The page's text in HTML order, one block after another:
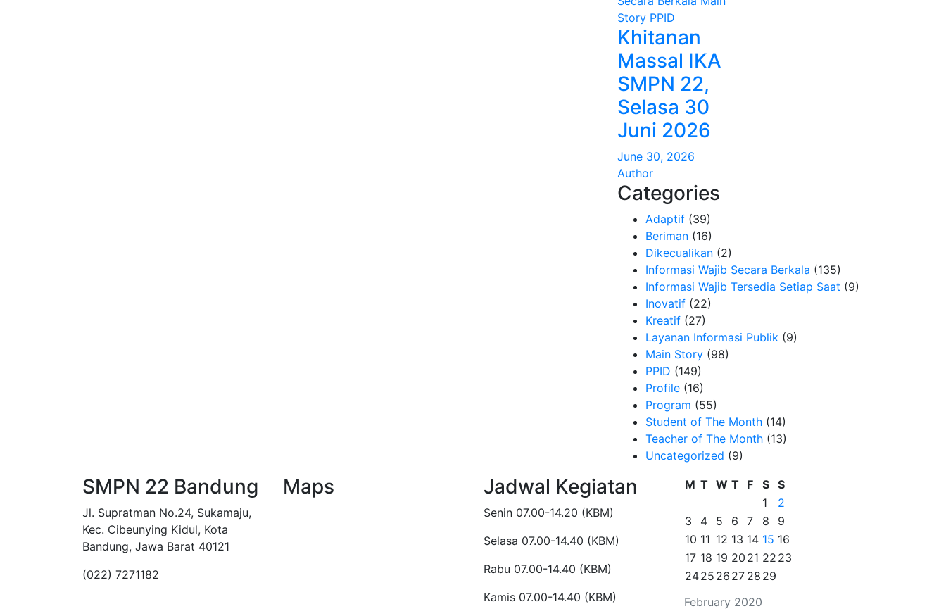
Story PPID
Khitanan
Massal IKA
SMPN 22,
Selasa 30
Juni 2026
June 30, 2026
Author
Categories
Adaptif (39)
Beriman (16)
Dikecualikan (2)
Informasi Wajib Secara Berkala (135)
Informasi Wajib Tersedia Setiap Saat (9)
Inovatif (22)
Kreatif (27)
Layanan Informasi Publik (9)
Main Story (98)
PPID (149)
Profile (16)
Program (55)
Student of The Month (14)
Teacher of The Month (13)
Uncategorized (9)
SMPN 22 Bandung
Jl. Supratman No.24, Sukamaju,
Kec. Cibeunying Kidul, Kota
Bandung, Jawa Barat 40121
(022) 7271182
Maps Jadwal Kegiatan
Senin 07.00-14.20 (KBM)
Selasa 07.00-14.40 (KBM)
Rabu 07.00-14.40 (KBM)
Kamis 07.00-14.40 (KBM)
February 2020
M T W T F S S
1
2
3
4 5 6 7 8
9
10 11 12 13 14 15 16
17 18 19 20 21 22 23
2425 26 27 28 29